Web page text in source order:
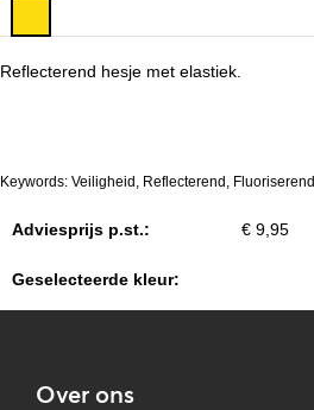
Reflecterend hesje met elastiek.
Keywords: Veiligheid, Reflecterend, Fluoriserend
Adviesprijs p.st.: € 9,95
Geselecteerde kleur:
Over ons